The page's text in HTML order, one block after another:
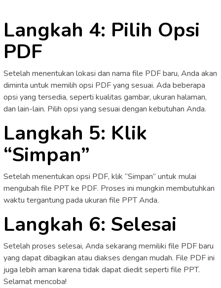
Langkah 4: Pilih Opsi
PDF
Setelah menentukan lokasi dan nama file PDF baru, Anda akan
diminta untuk memilih opsi PDF yang sesuai. Ada beberapa
opsi yang tersedia, seperti kualitas gambar, ukuran halaman,
dan lain-lain. Pilih opsi yang sesuai dengan kebutuhan Anda.
Langkah 5: Klik
“Simpan”
Setelah menentukan opsi PDF, klik “Simpan” untuk mulai
mengubah file PPT ke PDF. Proses ini mungkin membutuhkan
waktu tergantung pada ukuran file PPT Anda.
Langkah 6: Selesai
Setelah proses selesai, Anda sekarang memiliki file PDF baru
yang dapat dibagikan atau diakses dengan mudah. File PDF ini
juga lebih aman karena tidak dapat diedit seperti file PPT.
Selamat mencoba!